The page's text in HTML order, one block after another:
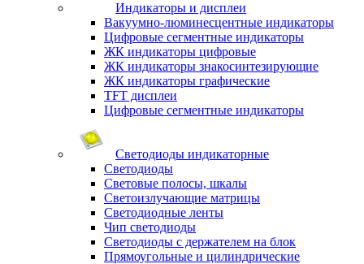
Индикаторы и дисплеи
Вакуумно-люминесцентные индикаторы
Цифровые сегментные индикаторы
ЖК индикаторы цифровые
ЖК индикаторы знакосинтезирующие
ЖК индикаторы графические
TFT дисплеи
Цифровые сегментные индикаторы
Светодиоды индикаторные
Светодиоды
Световые полосы, шкалы
Светоизлучающие матрицы
Светодиодные ленты
Чип светодиоды
Светодиоды с держателем на блок
Прямоугольные и цилиндрические